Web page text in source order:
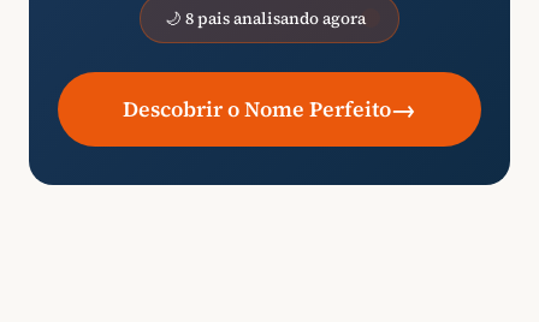
🌙 8 pais analisando agora
Descobrir o Nome Perfeito→